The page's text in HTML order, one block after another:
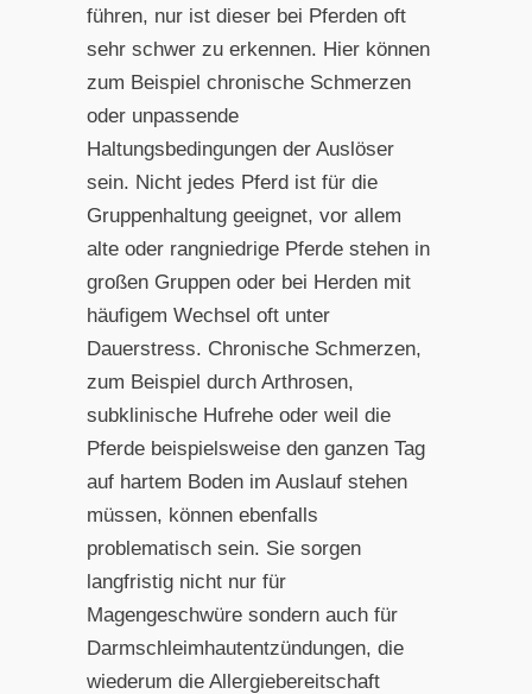
führen, nur ist dieser bei Pferden oft
sehr schwer zu erkennen. Hier können
zum Beispiel chronische Schmerzen
oder unpassende
Haltungsbedingungen der Auslöser
sein. Nicht jedes Pferd ist für die
Gruppenhaltung geeignet, vor allem
alte oder rangniedrige Pferde stehen in
großen Gruppen oder bei Herden mit
häufigem Wechsel oft unter
Dauerstress. Chronische Schmerzen,
zum Beispiel durch Arthrosen,
subklinische Hufrehe oder weil die
Pferde beispielsweise den ganzen Tag
auf hartem Boden im Auslauf stehen
müssen, können ebenfalls
problematisch sein. Sie sorgen
langfristig nicht nur für
Magengeschwüre sondern auch für
Darmschleimhautentzündungen, die
wiederum die Allergiebereitschaft